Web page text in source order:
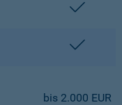
bis 2.000 EUR